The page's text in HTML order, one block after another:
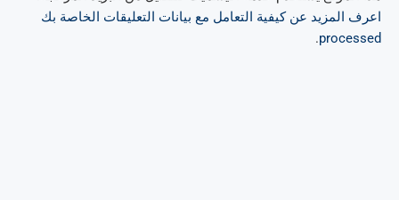
اعرف المزيد عن كيفية التعامل مع بيانات التعليقات الخاصة بك
processed
.